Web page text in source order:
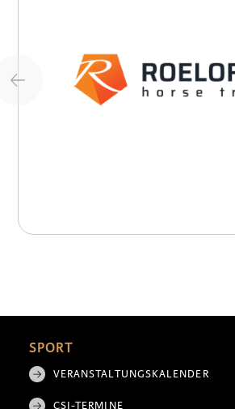
SPORT
VERANSTALTUNGSKALENDER
CSI-TERMINE